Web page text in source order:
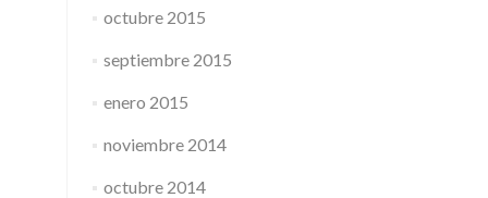
octubre 2015
septiembre 2015
enero 2015
noviembre 2014
octubre 2014